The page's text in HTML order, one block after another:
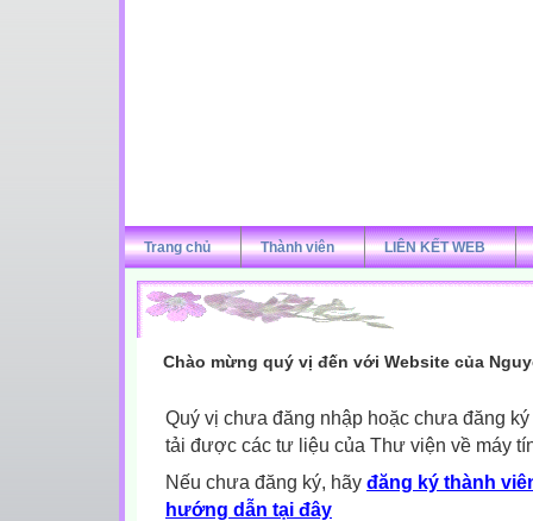
Trang chủ Thành viên LIÊN KẾT WEB
Chào mừng quý vị đến với Website của
Quý vị chưa đăng nhập hoặc chưa đăng
tải được các tư liệu của Thư viện về máy
Nếu chưa đăng ký, hãy đăng ký thành
hướng dẫn tại đây